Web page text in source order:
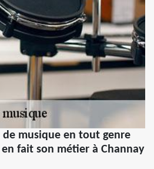
de musique en tout genre
fait son métier à Channay